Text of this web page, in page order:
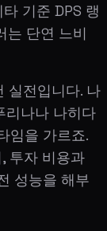
기준 DPS 랭
는 단연 느비
실전입니다. 나
리나나 나히다
임을 가르죠.
투자 비용과
성능을 해부